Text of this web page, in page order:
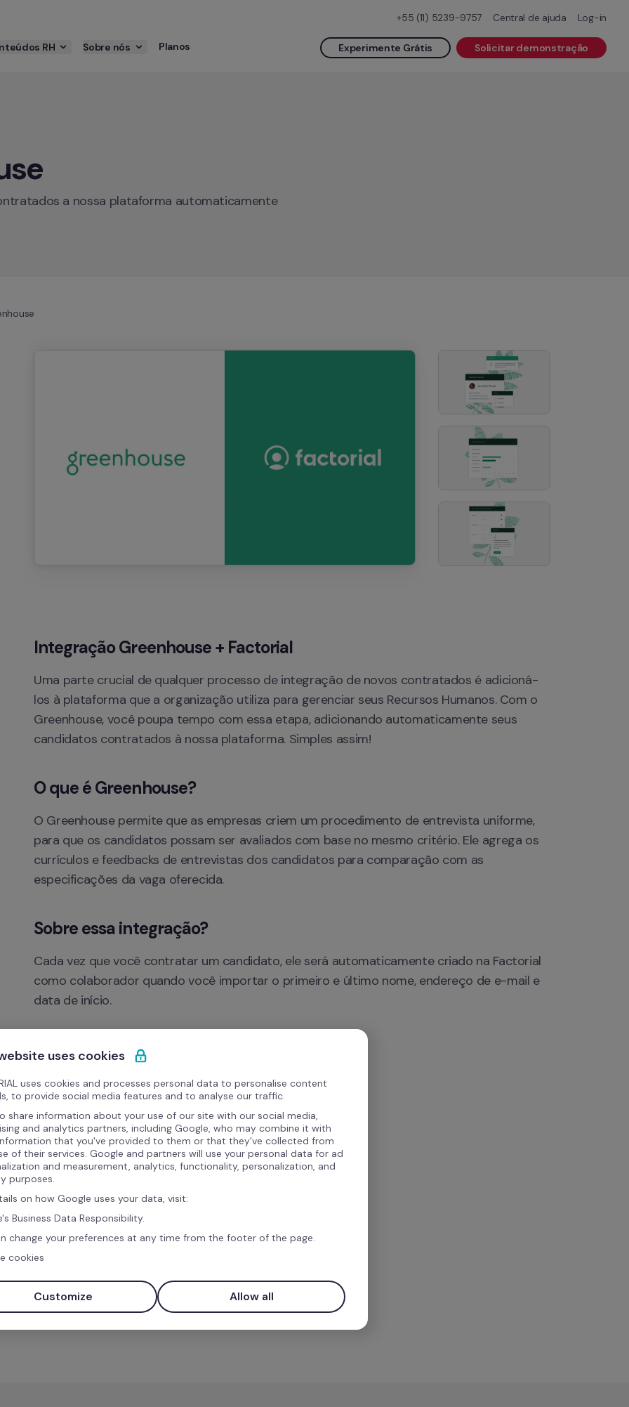
+55 (11) 5239-9757 Central de ajuda Log-in
RH Sobre nós Planos Experimente Grátis Solicitar demonstração
a nossa plataforma automaticamente
Integração Greenhouse + Factorial
Uma parte crucial de qualquer processo de integração de novos contratados é adicioná-
los à plataforma que a organização utiliza para gerenciar seus Recursos Humanos. Com o
Greenhouse, você poupa tempo com essa etapa, adicionando automaticamente seus
candidatos contratados à nossa plataforma. Simples assim!
O que é Greenhouse?
O Greenhouse permite que as empresas criem um procedimento de entrevista uniforme,
para que os candidatos possam ser avaliados com base no mesmo critério. Ele agrega os
currículos e feedbacks de entrevistas dos candidatos para comparação com as
especificações da vaga oferecida.
Sobre essa integração?
Cada vez que você contratar um candidato, ele será automaticamente criado na Factorial
como colaborador quando você importar o primeiro e último nome, endereço de e-mail e
data de início.
Quais dados serão sincronizados?
Nome
Endereço de email
Data de início
Quais são os benefícios?
Entrada única de dados.
Comunicação bidirecional.
uses cookies
uses cookies and processes personal data to personalise content
to provide social media features and to analyse our traffic.
share information about your use of our site with our social media,
and analytics partners, including Google, who may combine it with
that you've provided to them or that they've collected from
of their services. Google and partners will use your personal data for ad
and measurement, analytics, functionality, personalization, and
purposes.
on how Google uses your data, visit:
Business Data Responsibility.
change your preferences at any time from the footer of the page.
cookies
Customize Allow all